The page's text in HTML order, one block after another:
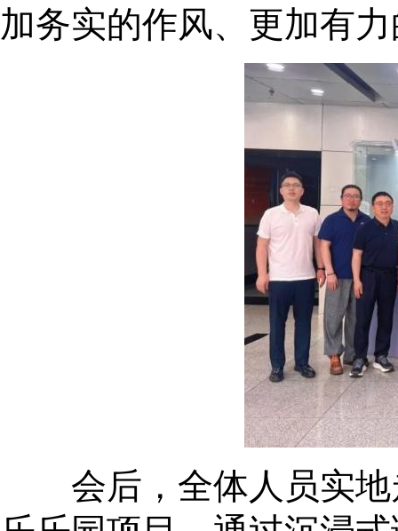
加务实的作风、更加有
会后，全体人员实地